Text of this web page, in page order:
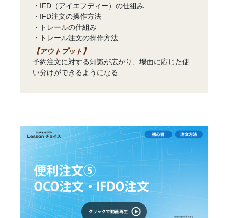
・IFD（アイエフディー）の仕組み
・IFD注文の操作方法
・トレールの仕組み
・トレール注文の操作方法
【アウトプット】
予約注文に対する知識が広がり、場面に応じた使
い分けができるようになる